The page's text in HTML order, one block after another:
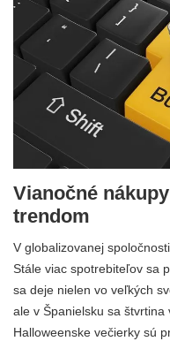
Vianočné
trendom
V globalizovanej
Stále viac spotrebiteľov sa
sa deje nielen vo veľkých
ale v Španielsku sa
Halloweenske večierky sú